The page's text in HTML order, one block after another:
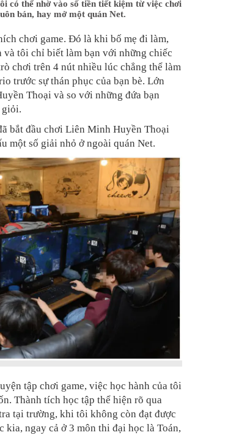
có thể nhờ vào số tiền tiết kiệm từ việc chơi
bán, hay mở một quán Net.
chơi game. Đó là khi bố mẹ đi làm,
và tôi chỉ biết làm bạn với những chiếc
chơi trên 4 nút nhiều lúc chẳng thể làm
trước sự thán phục của bạn bè. Lớn
Thoại và so với những đứa bạn
giỏi.
bắt đầu chơi Liên Minh Huyền Thoại
một số giải nhỏ ở ngoài quán Net.
tập chơi game, việc học hành của tôi
Thành tích học tập thể hiện rõ qua
tại trường, khi tôi không còn đạt được
kia, ngay cả ở 3 môn thi đại học là Toán,